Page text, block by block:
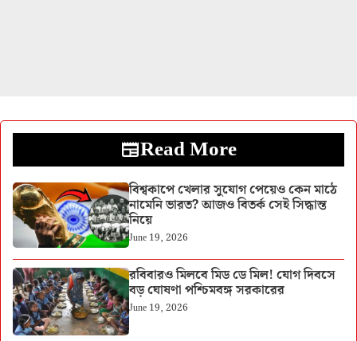
Read More
বিশ্বকাপে খেলার সুযোগ পেয়েও কেন মাঠে
নামেনি ভারত? আজও বিতর্ক সেই সিদ্ধান্ত
নিয়ে
June 19, 2026
রবিবারও মিলবে মিড ডে মিল! যোগ দিবসে
বড় ঘোষণা পশ্চিমবঙ্গ সরকারের
June 19, 2026